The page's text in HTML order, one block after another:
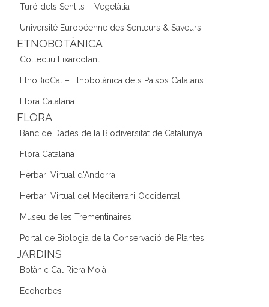
Turó dels Sentits – Vegetàlia
Université Européenne des Senteurs & Saveurs
ETNOBOTÀNICA
Col·lectiu Eixarcolant
EtnoBioCat – Etnobotànica dels Països Catalans
Flora Catalana
FLORA
Banc de Dades de la Biodiversitat de Catalunya
Flora Catalana
Herbari Virtual d'Andorra
Herbari Virtual del Mediterrani Occidental
Museu de les Trementinaires
Portal de Biologia de la Conservació de Plantes
JARDINS
Botànic Cal Riera Moià
Ecoherbes